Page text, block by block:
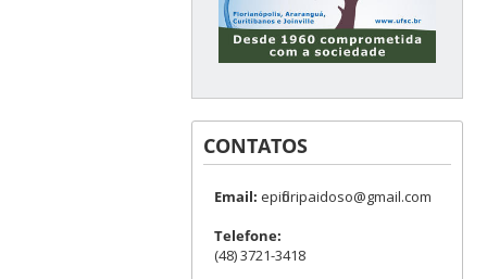
CONTATOS
Email: epifloripaidoso@gmail.com
Telefone:
(48) 3721-3418